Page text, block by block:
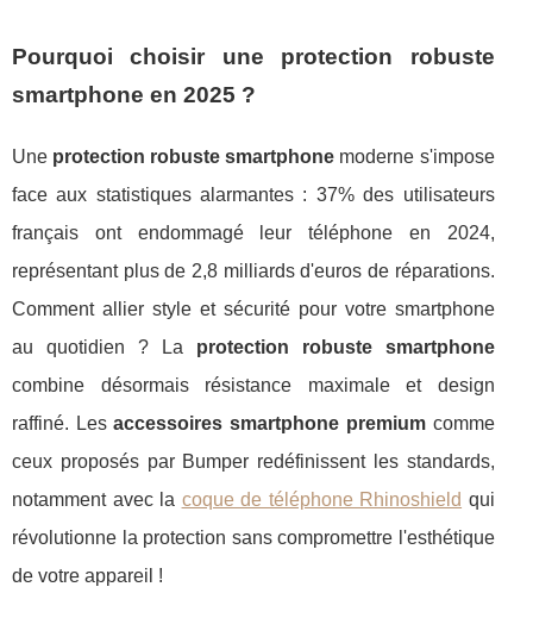
Pourquoi choisir une protection robuste
smartphone en 2025 ?
Une protection robuste smartphone moderne s'impose
face aux statistiques alarmantes : 37% des utilisateurs
français ont endommagé leur téléphone en 2024,
représentant plus de 2,8 milliards d'euros de réparations.
Comment allier style et sécurité pour votre smartphone
au quotidien ? La protection robuste smartphone
combine désormais résistance maximale et design
raffiné. Lesaccessoires smartphone premiumcomme
ceux proposés par Bumper redéfinissent les standards,
notamment avec la coque de téléphone Rhinoshield qui
révolutionne la protection sans compromettre l'esthétique
de votre appareil !